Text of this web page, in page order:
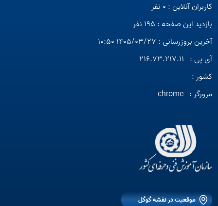
کاربران آنلاین : 0 نفر
بازدید این صفحه : 195 نفر
آخرین بروزرسانی : 1405/03/27 10:50
آی پی : 216.73.217.11
کشور :
مرورگر : chrome
موقعیت در نقشه گوگل